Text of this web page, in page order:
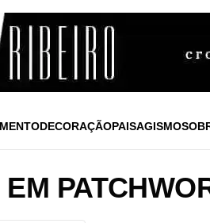
DECORAÇÃOPAISAGISMO